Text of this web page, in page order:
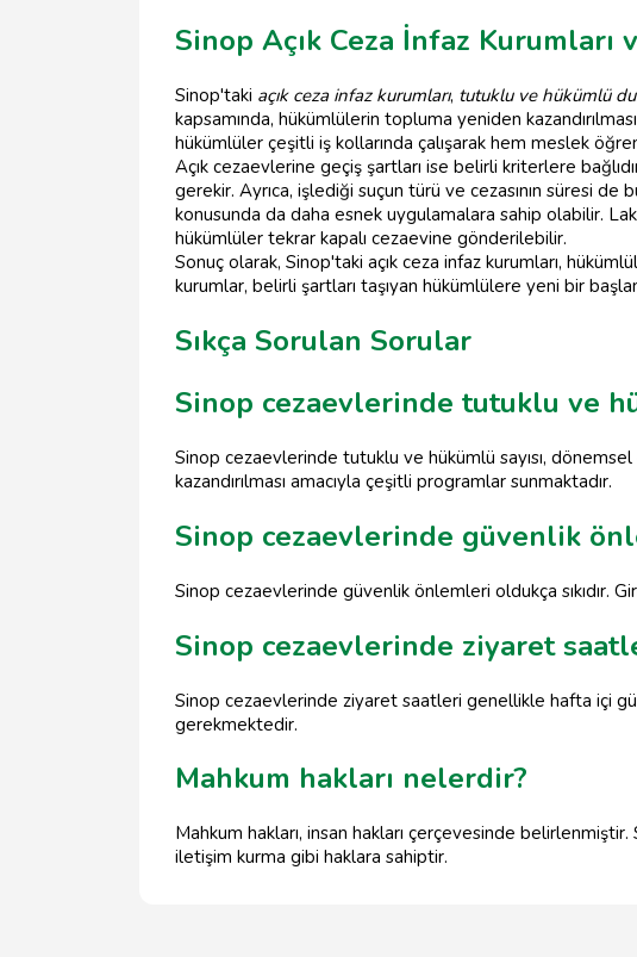
Sinop Açık Ceza İnfaz Kurumları
Sinop'taki açık ceza infaz kurumları, tutuklu ve hükümlü
kapsamında, hükümlülerin topluma yeniden
hükümlüler çeşitli iş kollarında çalışarak hem meslek
Açık cezaevlerine geçiş şartları ise belirli kriterlere
gerekir. Ayrıca, işlediği suçun türü ve cezasının süresi
konusunda da daha esnek uygulamalara sahip olabilir.
hükümlüler tekrar kapalı cezaevine gönderilebilir.
Sonuç olarak, Sinop'taki açık ceza infaz kurumları,
kurumlar, belirli şartları taşıyan hükümlülere yeni bir
Sıkça Sorulan Sorular
Sinop cezaevlerinde tutuklu ve
Sinop cezaevlerinde tutuklu ve hükümlü sayısı,
kazandırılması amacıyla çeşitli programlar sunmaktadır.
Sinop cezaevlerinde güvenlik
Sinop cezaevlerinde güvenlik önlemleri oldukça sıkıdır.
Sinop cezaevlerinde ziyaret
Sinop cezaevlerinde ziyaret saatleri genellikle hafta içi
gerekmektedir.
Mahkum hakları nelerdir?
Mahkum hakları, insan hakları çerçevesinde
iletişim kurma gibi haklara sahiptir.